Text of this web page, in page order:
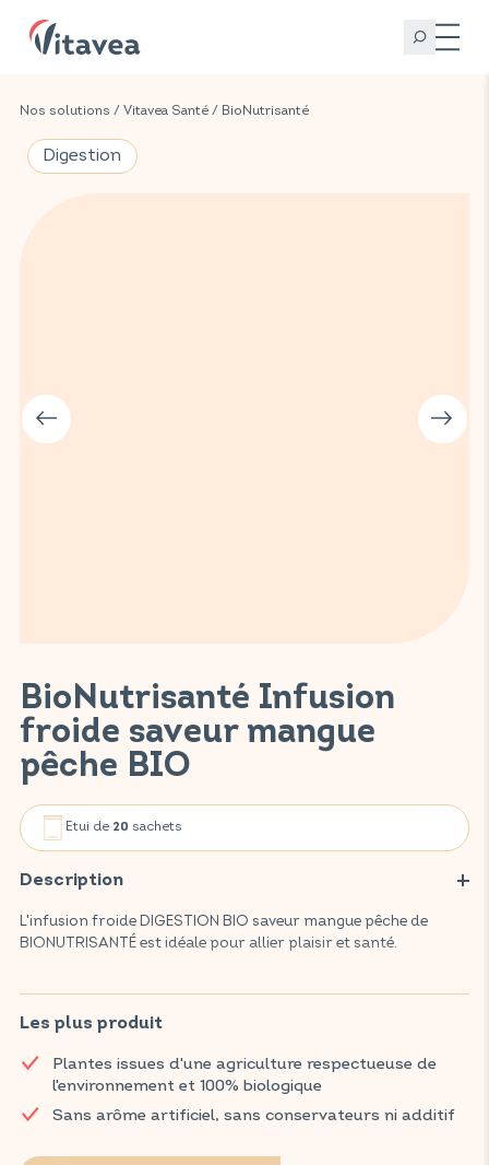
Nos solutions / Vitavea Santé / BioNutrisanté
BioNutrisanté Infusion
froide saveur mangue
pêche BIO
Etui de 20 sachets
Description
L'infusion froide DIGESTION BIO saveur mangue pêche de
BIONUTRISANTÉ est idéale pour allier plaisir et santé.
biologiques soigneusement sélectionnés, favorise la digestion
et contribue à votre bien-être digestif grâce à la mélisse.
journées d'été tout en prenant soin de votre système digestif.
Retrouvez vos produits VITAVEA SANTÉ dans votre pharmacie
et parapharmacie habituelles.
Les plus produit
Plantes issues d'une agriculture respectueuse de
l'environnement et 100% biologique
Sans arôme artificiel, sans conservateurs ni additif
Digestion